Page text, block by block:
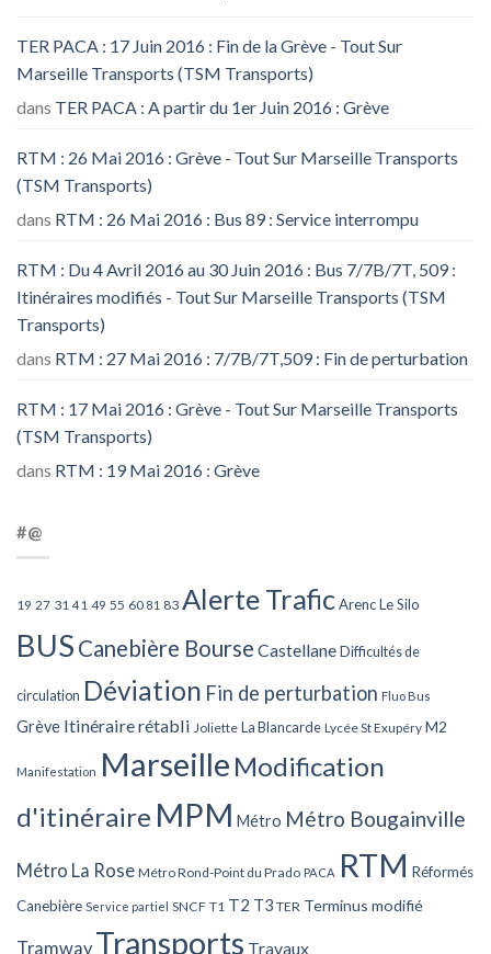
TER PACA : 17 Juin 2016 : Fin de la Grève - Tout Sur
Marseille Transports (TSM Transports)
dans TER PACA : A partir du 1er Juin 2016 : Grève
RTM : 26 Mai 2016 : Grève - Tout Sur Marseille Transports
(TSM Transports)
dans RTM : 26 Mai 2016 : Bus 89 : Service interrompu
RTM : Du 4 Avril 2016 au 30 Juin 2016 : Bus 7/7B/7T, 509 :
Itinéraires modifiés - Tout Sur Marseille Transports (TSM
Transports)
dans RTM : 27 Mai 2016 : 7/7B/7T,509 : Fin de perturbation
RTM : 17 Mai 2016 : Grève - Tout Sur Marseille Transports
(TSM Transports)
dans RTM : 19 Mai 2016 : Grève
#@
19 27 31 41 49 55 60 81 83 Alerte TraficArenc Le Silo
BUS Canebière Bourse Castellane Difficultés de
circulation Déviation Fin de perturbation Fluo Bus
Grève Itinéraire rétabli Joliette La Blancarde Lycée St Exupéry M2
Manifestation Marseille Modification
d'itinéraire MPM Métro Métro Bougainville
Métro La Rose Métro Rond-Point du Prado PACA RTM Réformés
Canebière Service partiel SNCF T1 T2 T3 TER Terminus modifié
Tramway Transports Travaux